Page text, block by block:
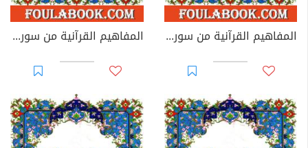
المفاهيم القرآنية من سورة الأعلى المفاهيم القرآنية من سورة البلد